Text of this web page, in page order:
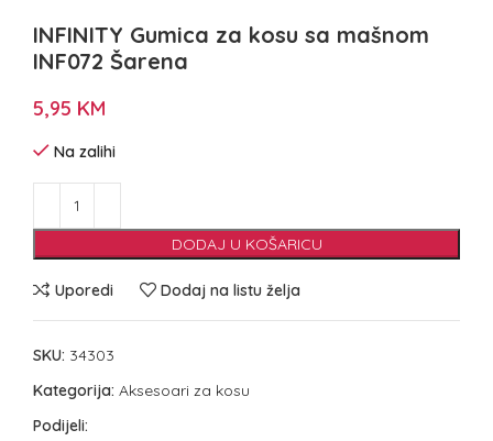
INFINITY Gumica za kosu sa mašnom
INF072 Šarena
5,95 KM
Na zalihi
DODAJ U KOŠARICU
Uporedi Dodaj na listu želja
SKU: 34303
Kategorija: Aksesoari za kosu
Podijeli: